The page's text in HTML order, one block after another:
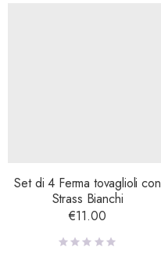
Set di 4 Ferma tovaglioli con
Strass Bianchi
€11.00